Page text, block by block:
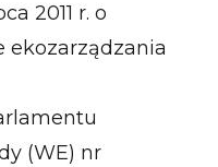
2011 r. o
ekozarządzania
(WE) nr